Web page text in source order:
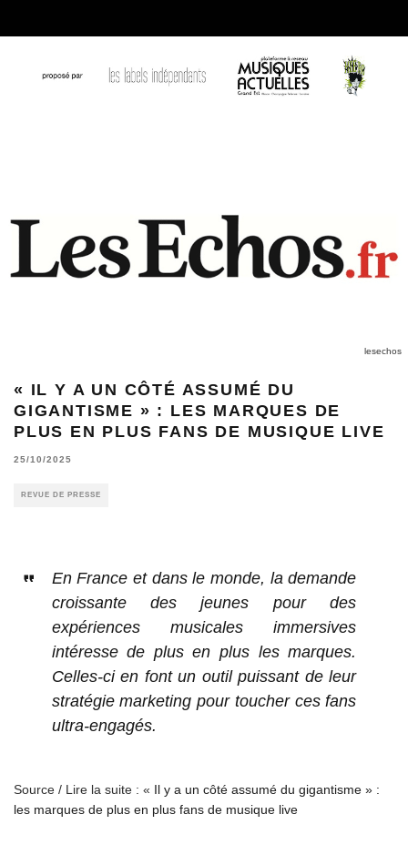
lesechos
« IL Y A UN CÔTÉ ASSUMÉ DU
GIGANTISME » : LES MARQUES DE
PLUS EN PLUS FANS DE MUSIQUE LIVE
25/10/2025
REVUE DE PRESSE
En France et dans le monde, la demande
croissante des jeunes pour des
expériences musicales immersives
intéresse de plus en plus les marques.
Celles-ci en font un outil puissant de leur
stratégie marketing pour toucher ces fans
ultra-engagés.
Source / Lire la suite : « Il y a un côté assumé du gigantisme » :
les marques de plus en plus fans de musique live